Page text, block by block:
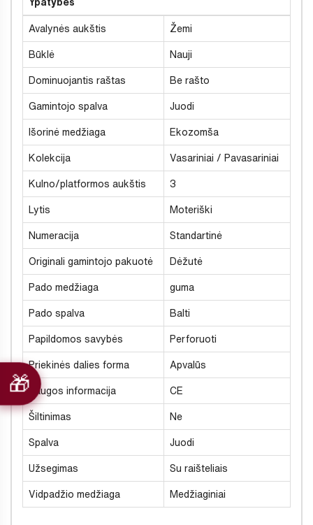
Ypatybės
Avalynės aukštis Žemi
Būklė Nauji
Dominuojantis raštas Be rašto
Gamintojo spalva Juodi
Išorinė medžiaga Ekozomša
Kolekcija Vasariniai / Pavasariniai
Kulno/platformos aukštis 3
Lytis Moteriški
Numeracija Standartinė
Originali gamintojo pakuotė Dėžutė
Pado medžiaga guma
Pado spalva Balti
Papildomos savybės Perforuoti
Priekinės dalies forma Apvalūs
Saugos informacija CE
Šiltinimas Ne
Spalva Juodi
Užsegimas Su raišteliais
Vidpadžio medžiaga Medžiaginiai